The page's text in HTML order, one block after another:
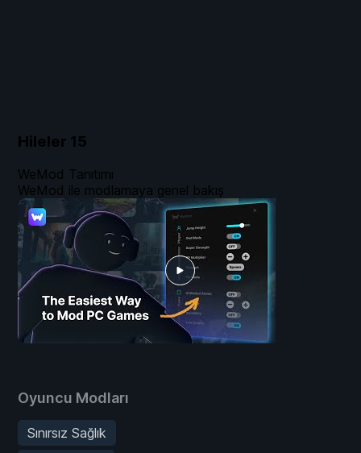
Hileler 15
Oyuncu Modları
Sınırsız Sağlık
WeMod Tanıtımı
WeMod ile modlamaya genel bakış